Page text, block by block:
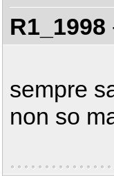
R1_1998
sempre
non so